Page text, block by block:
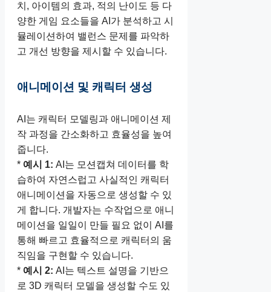
치, 아이템의 효과, 적의 난이도 등 다
양한 게임 요소들을 AI가 분석하고 시
뮬레이션하여 밸런스 문제를 파악하
고 개선 방향을 제시할 수 있습니다.
애니메이션 및 캐릭터 생성
AI는 캐릭터 모델링과 애니메이션 제
작 과정을 간소화하고 효율성을 높여
줍니다.
* 예시 1: AI는 모션캡쳐 데이터를 학
습하여 자연스럽고 사실적인 캐릭터
애니메이션을 자동으로 생성할 수 있
게 합니다. 개발자는 수작업으로 애니
메이션을 일일이 만들 필요 없이 AI를
통해 빠르고 효율적으로 캐릭터의 움
직임을 구현할 수 있습니다.
* 예시 2: AI는 텍스트 설명을 기반으
로 3D 캐릭터 모델을 생성할 수도 있